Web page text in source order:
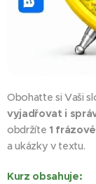
Obohaťte si Vaši
vyjadřovat i
obdržíte1
a ukázky v textu.
Kurz obsahuje: